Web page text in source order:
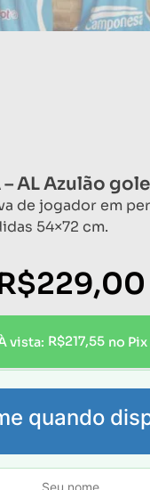
– AL Azulão
de jogador em
54×72 cm.
229,00
vista: R$217,55 no Pix
quando